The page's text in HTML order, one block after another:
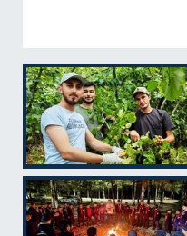
Müftülüğü
Müftülüğü
Müftülüğü
Müftülüğü